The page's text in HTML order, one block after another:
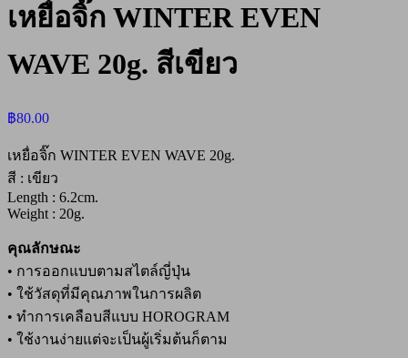
เหยื่อจิ๊ก WINTER EVEN
WAVE 20g. สีเขียว
฿80.00
เหยื่อจิ๊ก WINTER EVEN WAVE 20g.
สี : เขียว
Length : 6.2cm.
Weight : 20g.
คุณลักษณะ
• การออกแบบตามสไตล์ญี่ปุ่น
• ใช้วัสดุที่มีคุณภาพในการผลิต
• ทำการเคลือบสีแบบ HOROGRAM
• ใช้งานง่ายแต่จะเป็นผู้เริ่มต้นก็ตาม